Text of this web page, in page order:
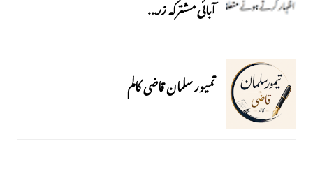
آبائی مشترکہ زر...
تمیور سلمان قاضی کالم